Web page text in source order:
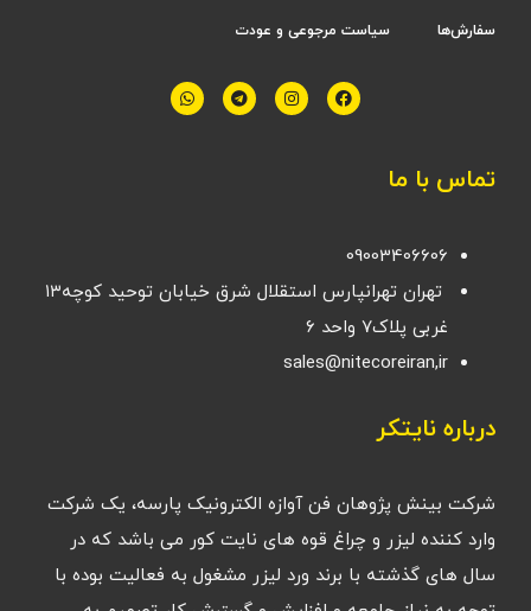
سفارش‌ها سیاست مرجوعی و عودت
تماس با ما
09003406606
تهران تهرانپارس استقلال شرق خیابان توحید کوچه۱۳
غربی پلاک۷ واحد ۶
sales@nitecoreiran,ir
درباره نایتکر
شرکت بینش پژوهان فن آوازه الکترونیک پارسه، یک شرکت
وارد کننده لیزر و چراغ قوه های نایت کور می باشد که در
سال های گذشته با برند ورد لیزر مشغول به فعالیت بوده با